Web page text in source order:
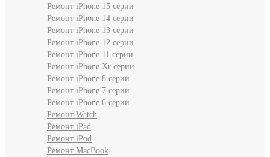
Ремонт iPhone 15 серии
Ремонт iPhone 14 серии
Ремонт iPhone 13 серии
Ремонт iPhone 12 серии
Ремонт iPhone 11 серии
Ремонт iPhone Xr серии
Ремонт iPhone 8 серии
Ремонт iPhone 7 серии
Ремонт iPhone 6 серии
Ремонт Watch
Ремонт iPad
Ремонт iPod
Ремонт MacBook